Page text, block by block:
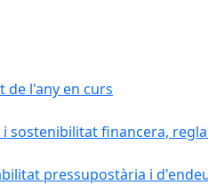
l'any en curs
financera, regla
pressupostària i